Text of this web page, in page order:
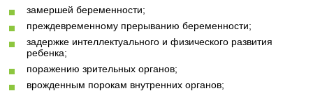
замершей беременности;
преждевременному прерыванию беременности;
задержке интеллектуального и физического развития
ребенка;
поражению зрительных органов;
врожденным порокам внутренних органов;